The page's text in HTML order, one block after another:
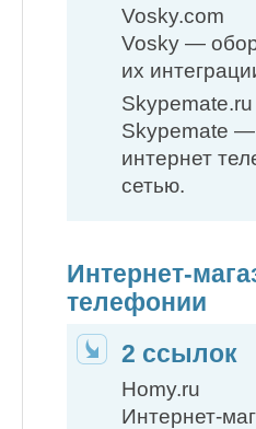
Vosky.com
Vosky —
их
Skypemate.ru
Skypemate —
интернет
сетью.
Интернет-
телефонии
2 ссылок
Homy.ru
Интернет-